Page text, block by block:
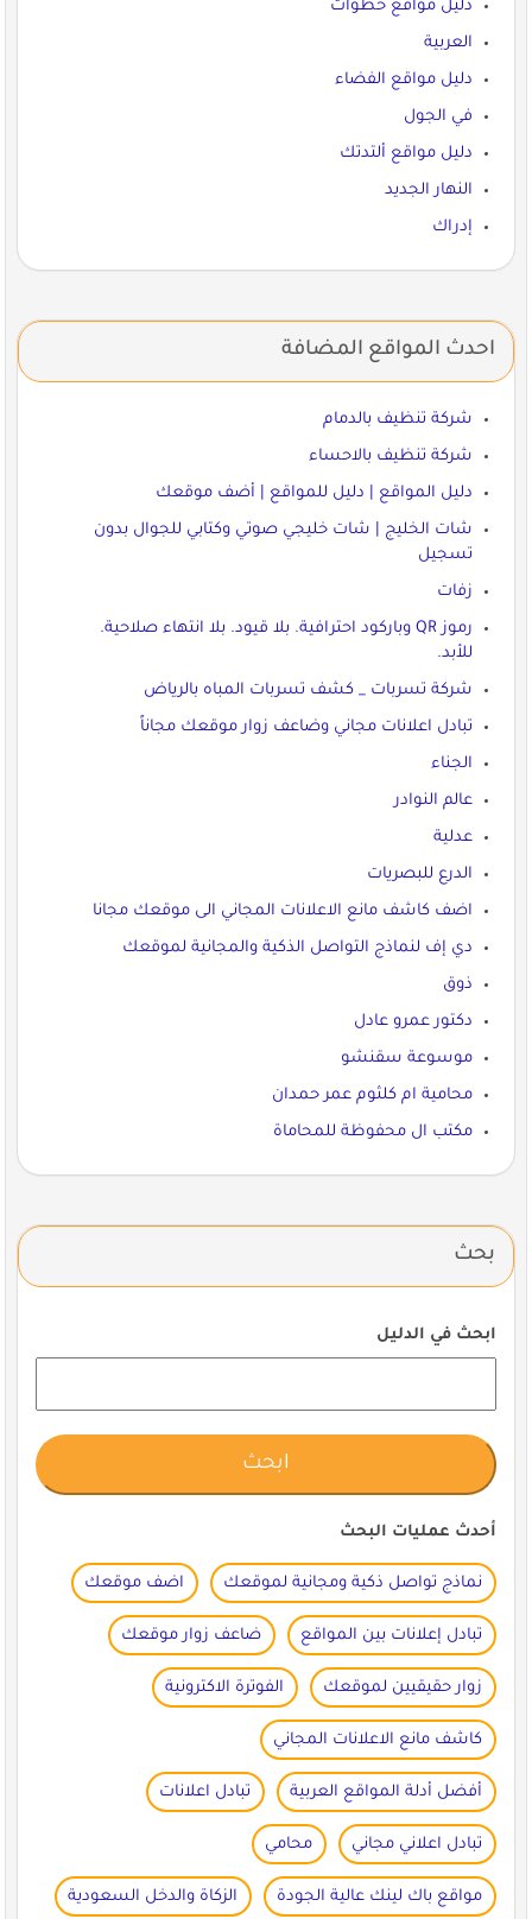
دليل مواقع خطوات
العربية
دليل مواقع الفضاء
في الجول
دليل مواقع ألتدتك
النهار الجديد
إدراك
احدث المواقع المضافة
شركة تنظيف بالدمام
شركة تنظيف بالاحساء
دليل المواقع | دليل للمواقع | أضف موقعك
شات الخليج | شات خليجي صوتي وكتابي للجوال بدون
تسجيل
زفات
رموز QR وباركود احترافية. بلا قيود. بلا انتهاء صلاحية.
للأبد.
شركة تسربات _ كشف تسربات المباه بالرياض
تبادل اعلانات مجاني وضاعف زوار موقعك مجاناً
الجناء
عالم النوادر
عدلية
الدرع للبصريات
اضف كاشف مانع الاعلانات المجاني الى موقعك مجانا
دي إف لنماذج التواصل الذكية والمجانية لموقعك
ذوق
دكتور عمرو عادل
موسوعة سقنشو
محامية ام كلثوم عمر حمدان
مكتب ال محفوظة للمحاماة
بحث
ابحث في الدليل
أحدث عمليات البحث
نماذج تواصل ذكية ومجانية لموقعك اضف موقعك
تبادل إعلانات بين المواقع ضاعف زوار موقعك
زوار حقيقيين لموقعك الفوترة الاكترونية
كاشف مانع الاعلانات المجاني
أفضل أدلة المواقع العربية تبادل اعلانات
تبادل اعلاني مجاني محامي
مواقع باك لينك عالية الجودة الزكاة والدخل السعودية